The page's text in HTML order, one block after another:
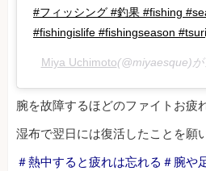
#フィッシング #釣果 #fishing
#fishingislife #fishingseason
Miya Uchimoto(@miyaesque)
腕を故障するほどのファイトお疲
湿布で翌日には復活したことを願
＃熱中すると疲れは忘れる＃腕